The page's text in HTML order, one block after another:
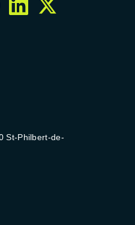
St-Philbert-de-
linkedin
twitter